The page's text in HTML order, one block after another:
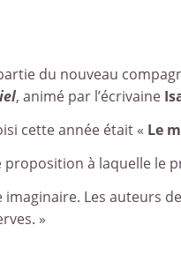
du nouveau
, animé par l’écrivaine
cette année était « Le
proposition à laquelle le
imaginaire. Les auteurs
»